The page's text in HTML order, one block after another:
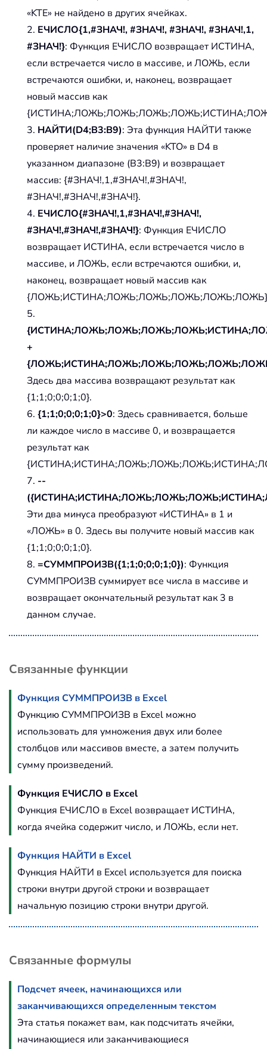
«KTE» не найдено в других ячейках.
2. ЕЧИСЛО{1,#ЗНАЧ!, #ЗНАЧ!, #ЗНАЧ!, #ЗНАЧ!,1,
#ЗНАЧ!}: Функция ЕЧИСЛО возвращает ИСТИНА,
если встречается число в массиве, и ЛОЖЬ, если
встречаются ошибки, и, наконец, возвращает
новый массив как
3. НАЙТИ(D4;B3:B9): Эта функция НАЙТИ также
проверяет наличие значения «KTO» в D4 в
указанном диапазоне (B3:B9) и возвращает
массив: {#ЗНАЧ!,1,#ЗНАЧ!,#ЗНАЧ!,
#ЗНАЧ!,#ЗНАЧ!,#ЗНАЧ!}.
4. ЕЧИСЛО{#ЗНАЧ!,1,#ЗНАЧ!,#ЗНАЧ!,
#ЗНАЧ!,#ЗНАЧ!,#ЗНАЧ!}: Функция ЕЧИСЛО
возвращает ИСТИНА, если встречается число в
массиве, и ЛОЖЬ, если встречаются ошибки, и,
наконец, возвращает новый массив как
5.
+
Здесь два массива возвращают результат как
{1;1;0;0;0;1;0}.
6. {1;1;0;0;0;1;0}>0: Здесь сравнивается, больше
ли каждое число в массиве 0, и возвращается
результат как
7. --
Эти два минуса преобразуют «ИСТИНА» в 1 и
«ЛОЖЬ» в 0. Здесь вы получите новый массив как
{1;1;0;0;0;1;0}.
8. =СУММПРОИЗВ({1;1;0;0;0;1;0}): Функция
СУММПРОИЗВ суммирует все числа в массиве и
возвращает окончательный результат как 3 в
данном случае.
Связанные функции
Функция СУММПРОИЗВ в Excel
Функцию СУММПРОИЗВ в Excel можно
использовать для умножения двух или более
столбцов или массивов вместе, а затем получить
сумму произведений.
Функция ЕЧИСЛО в Excel
Функция ЕЧИСЛО в Excel возвращает ИСТИНА,
когда ячейка содержит число, и ЛОЖЬ, если нет.
Функция НАЙТИ в Excel
Функция НАЙТИ в Excel используется для поиска
строки внутри другой строки и возвращает
начальную позицию строки внутри другой.
Связанные формулы
Подсчет ячеек, начинающихся или
заканчивающихся определенным текстом
Эта статья покажет вам, как подсчитать ячейки,
начинающиеся или заканчивающиеся